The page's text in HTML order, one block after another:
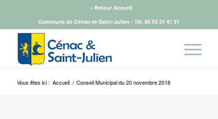
» Retour Accueil
Commune de Cénac-et-Saint-Julien - Tél.05 53 31 41 31
Vous êtes ici : Accueil / Conseil Municipal du 20 novembre 2018